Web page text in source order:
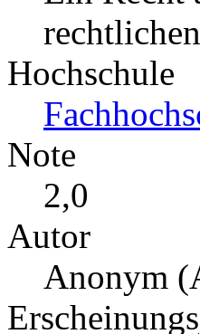
Hochschule
Note
2,0
Autor
Anonym